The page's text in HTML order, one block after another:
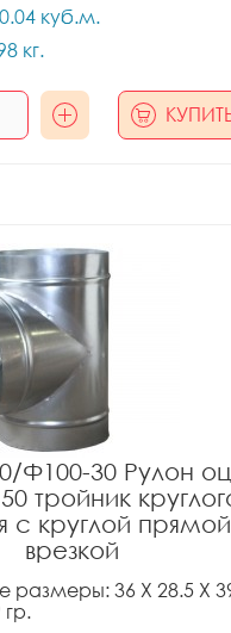
куб.м.
кг.
Ф100-30 Рулон
тройник
с круглой прямой
врезкой
размеры: 36 X 28.5 X